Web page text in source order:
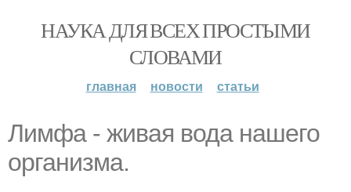
НАУКА ДЛЯ ВСЕХ ПРОСТЫМИ
СЛОВАМИ
главная новости статьи
Лимфа - живая вода нашего
организма.